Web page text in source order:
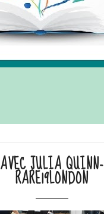
AVEC JULIA QUINN-
RARE19LONDON